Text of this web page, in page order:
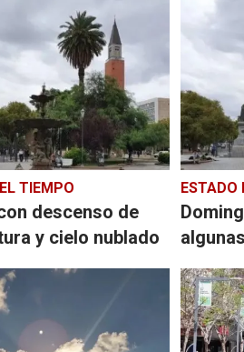
TIEMPO
descenso de
y cielo nublado
ESTADO